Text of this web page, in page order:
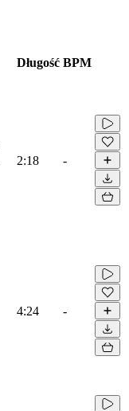
Długość BPM
2:18 -
4:24 -